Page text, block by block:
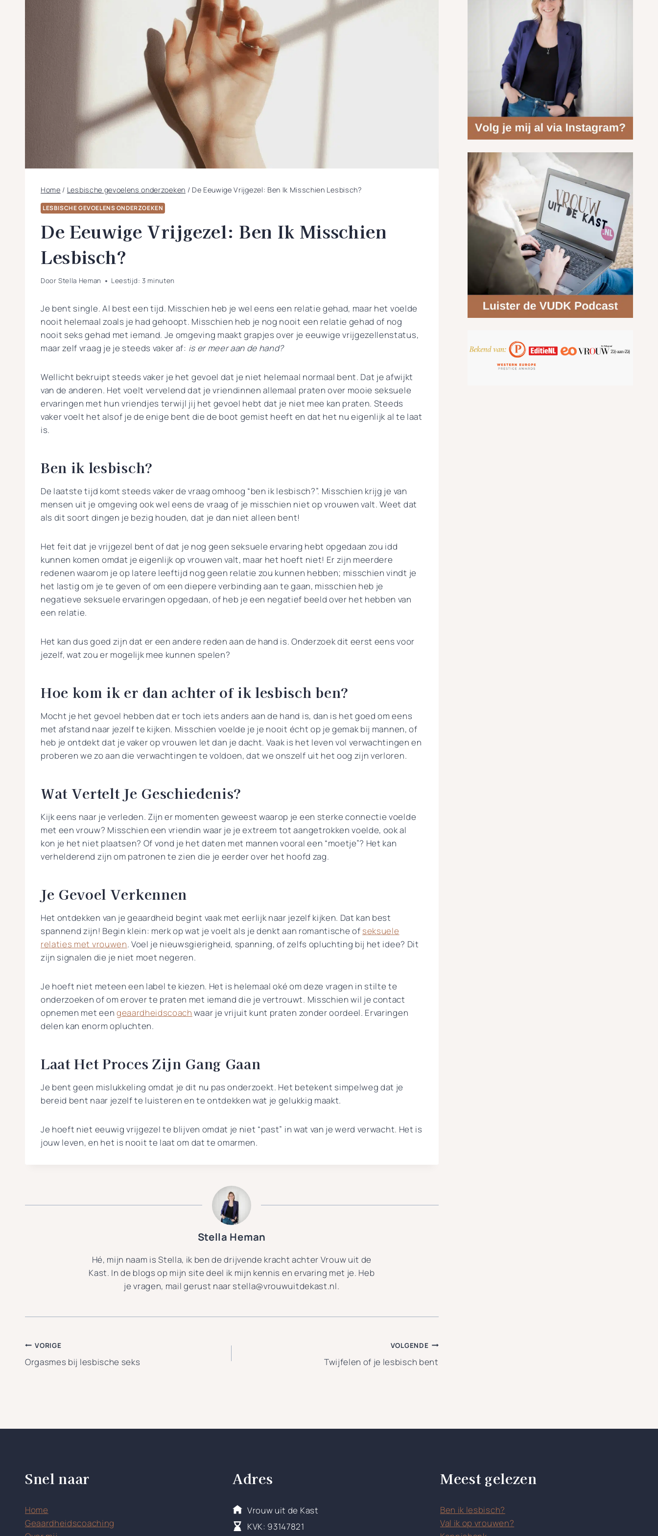
Home / Lesbische gevoelens onderzoeken / De Eeuwige Vrijgezel: Ben Ik Misschien Lesbisch?
LESBISCHE GEVOELENS ONDERZOEKEN
De Eeuwige Vrijgezel: Ben Ik Misschien
Lesbisch?
Door Stella Heman Leestijd: 3 minuten
Je bent single. Al best een tijd. Misschien heb je wel eens een relatie gehad, maar het voelde
nooit helemaal zoals je had gehoopt. Misschien heb je nog nooit een relatie gehad of nog
nooit seks gehad met iemand. Je omgeving maakt grapjes over je eeuwige vrijgezellenstatus,
maar zelf vraag je je steeds vaker af: is er meer aan de hand?
Wellicht bekruipt steeds vaker je het gevoel dat je niet helemaal normaal bent. Dat je afwijkt
van de anderen. Het voelt vervelend dat je vriendinnen allemaal praten over mooie seksuele
ervaringen met hun vriendjes terwijl jij het gevoel hebt dat je niet mee kan praten. Steeds
vaker voelt het alsof je de enige bent die de boot gemist heeft en dat het nu eigenlijk al te laat
is.
Ben ik lesbisch?
De laatste tijd komt steeds vaker de vraag omhoog “ben ik lesbisch?”. Misschien krijg je van
mensen uit je omgeving ook wel eens de vraag of je misschien niet op vrouwen valt. Weet dat
als dit soort dingen je bezig houden, dat je dan niet alleen bent!
Het feit dat je vrijgezel bent of dat je nog geen seksuele ervaring hebt opgedaan zou idd
kunnen komen omdat je eigenlijk op vrouwen valt, maar het hoeft niet! Er zijn meerdere
redenen waarom je op latere leeftijd nog geen relatie zou kunnen hebben; misschien vindt je
het lastig om je te geven of om een diepere verbinding aan te gaan, misschien heb je
negatieve seksuele ervaringen opgedaan, of heb je een negatief beeld over het hebben van
een relatie.
Het kan dus goed zijn dat er een andere reden aan de hand is. Onderzoek dit eerst eens voor
jezelf, wat zou er mogelijk mee kunnen spelen?
Hoe kom ik er dan achter of ik lesbisch ben?
Mocht je het gevoel hebben dat er toch iets anders aan de hand is, dan is het goed om eens
met afstand naar jezelf te kijken. Misschien voelde je je nooit écht op je gemak bij mannen, of
heb je ontdekt dat je vaker op vrouwen let dan je dacht. Vaak is het leven vol verwachtingen en
proberen we zo aan die verwachtingen te voldoen, dat we onszelf uit het oog zijn verloren.
Wat Vertelt Je Geschiedenis?
Kijk eens naar je verleden. Zijn er momenten geweest waarop je een sterke connectie voelde
met een vrouw? Misschien een vriendin waar je je extreem tot aangetrokken voelde, ook al
kon je het niet plaatsen? Of vond je het daten met mannen vooral een “moetje”? Het kan
verhelderend zijn om patronen te zien die je eerder over het hoofd zag.
Je Gevoel Verkennen
Het ontdekken van je geaardheid begint vaak met eerlijk naar jezelf kijken. Dat kan best
spannend zijn! Begin klein: merk op wat je voelt als je denkt aan romantische of seksuele
relaties met vrouwen. Voel je nieuwsgierigheid, spanning, of zelfs opluchting bij het idee? Dit
zijn signalen die je niet moet negeren.
Je hoeft niet meteen een label te kiezen. Het is helemaal oké om deze vragen in stilte te
onderzoeken of om erover te praten met iemand die je vertrouwt. Misschien wil je contact
opnemen met een geaardheidscoach waar je vrijuit kunt praten zonder oordeel. Ervaringen
delen kan enorm opluchten.
Laat Het Proces Zijn Gang Gaan
Je bent geen mislukkeling omdat je dit nu pas onderzoekt. Het betekent simpelweg dat je
bereid bent naar jezelf te luisteren en te ontdekken wat je gelukkig maakt.
Je hoeft niet eeuwig vrijgezel te blijven omdat je niet “past” in wat van je werd verwacht. Het is
jouw leven, en het is nooit te laat om dat te omarmen.
Stella Heman
Hé, mijn naam is Stella, ik ben de drijvende kracht achter Vrouw uit de
Kast. In de blogs op mijn site deel ik mijn kennis en ervaring met je. Heb
je vragen, mail gerust naar stella@vrouwuitdekast.nl.
Bericht
navigatie
VORIGE
Orgasmes bij lesbische seks
VOLGENDE
Twijfelen of je lesbisch bent
Snel naar
Home
Geaardheidscoaching
Adres
Vrouw uit de Kast
KVK: 93147821
Meest gelezen
Ben ik lesbisch?
Val ik op vrouwen?